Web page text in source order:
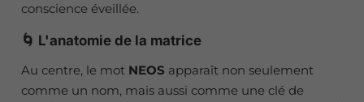
conscience éveillée.
🌀 L'anatomie de la matrice
Au centre, le mot NEOS apparaît non seulement
comme un nom, mais aussi comme une clé de